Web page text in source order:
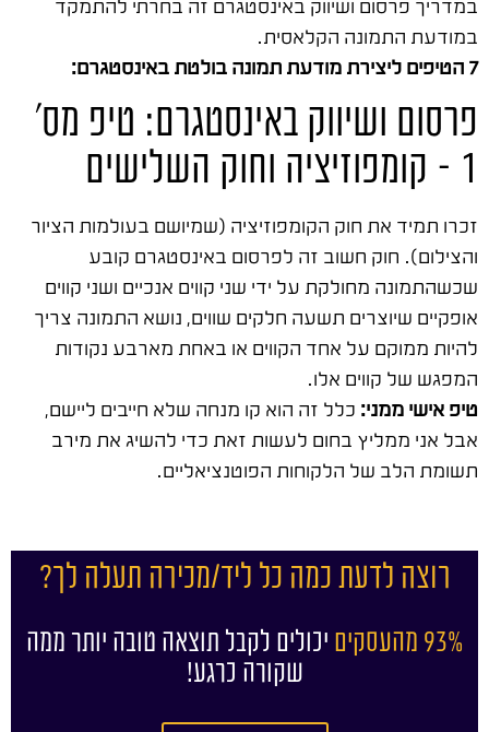
במדריך פרסום ושיווק באינסטגרם זה בחרתי להתמקד
במודעת התמונה הקלאסית.
7 הטיפים ליצירת מודעת תמונה בולטת באינסטגרם:
פרסום ושיווק באינסטגרם: טיפ מס'
1 – קומפוזיציה וחוק השלישים
זכרו תמיד את חוק הקומפוזיציה (שמיושם בעולמות הציור
והצילום). חוק חשוב זה לפרסום באינסטגרם קובע
שכשהתמונה מחולקת על ידי שני קווים אנכיים ושני קווים
אופקיים שיוצרים תשעה חלקים שווים, נושא התמונה צריך
להיות ממוקם על אחד הקווים או באחת מארבע נקודות
המפגש של קווים אלו.
טיפ אישי ממני: כלל זה הוא קו מנחה שלא חייבים ליישם,
אבל אני ממליץ בחום לעשות זאת כדי להשיג את מירב
תשומת הלב של הלקוחות הפוטנציאליים.
רוצה לדעת כמה כל ליד/מכירה תעלה לך?
93% מהעסקים
יכולים לקבל תוצאה טובה יותר ממה
שקורה כרגע!